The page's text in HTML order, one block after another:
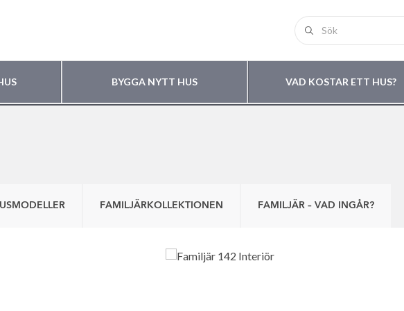
BYGGA NYTT HUS VAD KOSTAR ETT HUS?
FAMILJÄRKOLLEKTIONEN FAMILJÄR – VAD INGÅR?